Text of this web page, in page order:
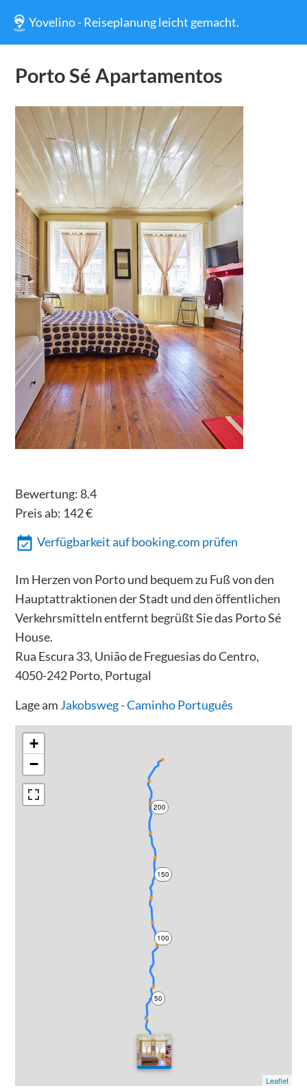
Yovelino - Reiseplanung leicht gemacht.
Porto Sé Apartamentos
Bewertung: 8.4
Preis ab: 142€
Verfügbarkeit auf booking.com prüfen
Im Herzen von Porto und bequem zu Fuß von den
Hauptattraktionen der Stadt und den öffentlichen
Verkehrsmitteln entfernt begrüßt Sie das Porto Sé
House.
Rua Escura 33, União de Freguesias do Centro,
4050-242 Porto, Portugal
Lage am Jakobsweg - Caminho Português
0
50
100
150
200
+
−
Leaflet